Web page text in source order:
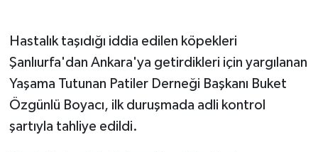
Hastalık taşıdığı iddia edilen köpekleri
Şanlıurfa'dan Ankara'ya getirdikleri için yargılanan
Yaşama Tutunan Patiler Derneği Başkanı Buket
Özgünlü Boyacı, ilk duruşmada adli kontrol
şartıyla tahliye edildi.